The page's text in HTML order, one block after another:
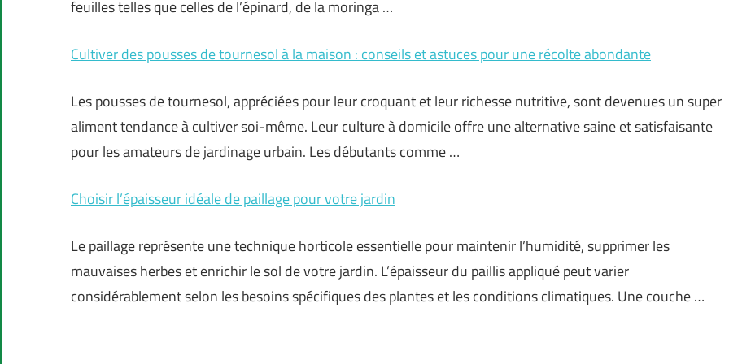
feuilles telles que celles de l’épinard, de la moringa …
Cultiver des pousses de tournesol à la maison : conseils et astuces pour une récolte abondante
Les pousses de tournesol, appréciées pour leur croquant et leur richesse nutritive, sont devenues un super
aliment tendance à cultiver soi-même. Leur culture à domicile offre une alternative saine et satisfaisante
pour les amateurs de jardinage urbain. Les débutants comme …
Choisir l’épaisseur idéale de paillage pour votre jardin
Le paillage représente une technique horticole essentielle pour maintenir l’humidité, supprimer les
mauvaises herbes et enrichir le sol de votre jardin. L’épaisseur du paillis appliqué peut varier
considérablement selon les besoins spécifiques des plantes et les conditions climatiques. Une couche …